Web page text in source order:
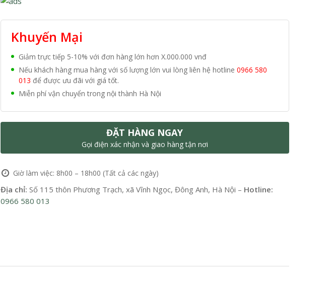
Khuyến Mại
Giảm trực tiếp 5-10% với đơn hàng lớn hơn X.000.000 vnđ
Nếu khách hàng mua hàng với số lượng lớn vui lòng liên hệ hotline 0966 580
013 để được ưu đãi với giá tốt.
Miễn phí vận chuyển trong nội thành Hà Nội
ĐẶT HÀNG NGAY
Gọi điện xác nhận và giao hàng tận nơi
Giờ làm việc: 8h00 – 18h00 (Tất cả các ngày)
Địa chỉ: Số 115 thôn Phương Trạch, xã Vĩnh Ngọc, Đông Anh, Hà Nội – Hotline:
0966 580 013